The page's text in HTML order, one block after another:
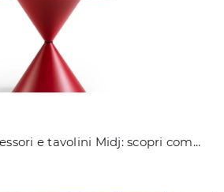
Complementi accessori e tavolini Midj: scopri come completare i tuoi spazi design con il modello Clessidra.